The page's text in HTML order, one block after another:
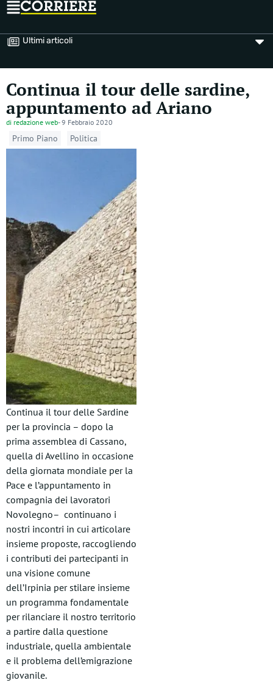
Ultimi articoli
Continua il tour delle sardine,
appuntamento ad Ariano
di redazione web-9 Febbraio 2020
Primo Piano Politica
Continua il tour delle Sardine
per la provincia – dopo la
prima assemblea di Cassano,
quella di Avellino in occasione
della giornata mondiale per la
Pace e l’appuntamento in
compagnia dei lavoratori
Novolegno– continuano i
nostri incontri in cui articolare
insieme proposte, raccogliendo
i contributi dei partecipanti in
una visione comune
dell’Irpinia per stilare insieme
un programma fondamentale
per rilanciare il nostro territorio
a partire dalla questione
industriale, quella ambientale
e il problema dell’emigrazione
giovanile.